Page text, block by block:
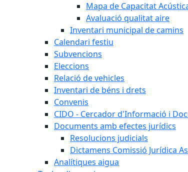
Mapa de Capacitat
Avaluació qualitat aire
Inventari municipal de camins
Calendari festiu
Subvencions
Eleccions
Relació de vehicles
Inventari de béns i drets
Convenis
CIDO - Cercador d'Informació i
Documents amb efectes jurídics
Resolucions judicials
Dictamens Comissió Jurídica
Analítiques aigua